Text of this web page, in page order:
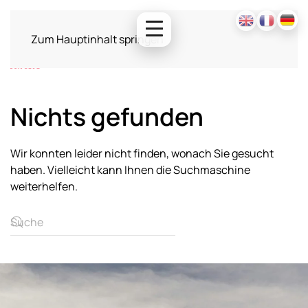
Zum Hauptinhalt springen
Nichts gefunden
Wir konnten leider nicht finden, wonach Sie gesucht
haben. Vielleicht kann Ihnen die Suchmaschine
weiterhelfen.